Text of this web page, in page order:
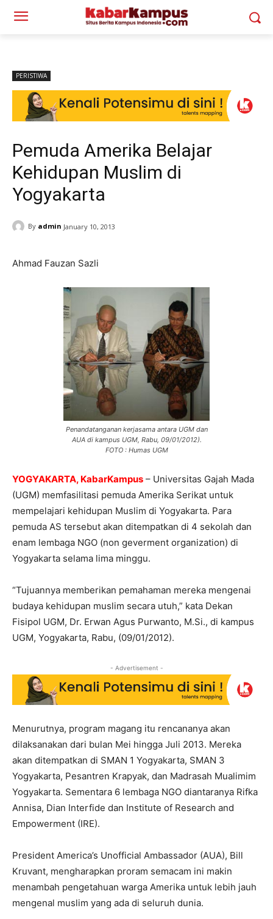
PERISTIWA
Pemuda Amerika Belajar
Kehidupan Muslim di
Yogyakarta
By admin January 10, 2013
Ahmad Fauzan Sazli
Penandatanganan kerjasama antara UGM dan
AUA di kampus UGM, Rabu, 09/01/2012).
FOTO : Humas UGM
YOGYAKARTA, KabarKampus – Universitas Gajah Mada
(UGM) memfasilitasi pemuda Amerika Serikat untuk
mempelajari kehidupan Muslim di Yogyakarta. Para
pemuda AS tersebut akan ditempatkan di 4 sekolah dan
enam lembaga NGO (non geverment organization) di
Yogyakarta selama lima minggu.
“Tujuannya memberikan pemahaman mereka mengenai
budaya kehidupan muslim secara utuh,” kata Dekan
Fisipol UGM, Dr. Erwan Agus Purwanto, M.Si., di kampus
UGM, Yogyakarta, Rabu, (09/01/2012).
- Advertisement -
Menurutnya, program magang itu rencananya akan
dilaksanakan dari bulan Mei hingga Juli 2013. Mereka
akan ditempatkan di SMAN 1 Yogyakarta, SMAN 3
Yogyakarta, Pesantren Krapyak, dan Madrasah Mualimim
Yogyakarta. Sementara 6 lembaga NGO diantaranya Rifka
Annisa, Dian Interfide dan Institute of Research and
Empowerment (IRE).
President America’s Unofficial Ambassador (AUA), Bill
Kruvant, mengharapkan proram semacam ini makin
menambah pengetahuan warga Amerika untuk lebih jauh
mengenal muslim yang ada di seluruh dunia.